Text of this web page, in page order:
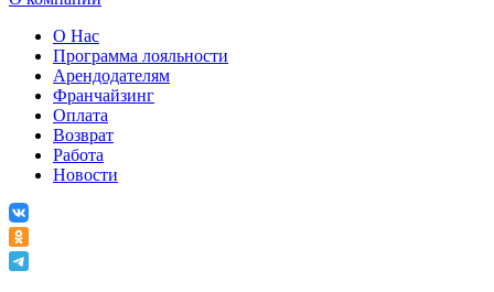
О Нас
Программа лояльности
Арендодателям
Франчайзинг
Оплата
Возврат
Работа
Новости